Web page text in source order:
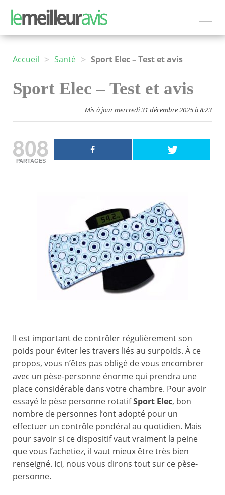
Accueil > Santé > Sport Elec – Test et avis
Sport Elec – Test et avis
Mis à jour mercredi 31 décembre 2025 à 8:23
808
PARTAGES
Il est important de contrôler régulièrement son
poids pour éviter les travers liés au surpoids. À ce
propos, vous n’êtes pas obligé de vous encombrer
avec un pèse-personne énorme qui prendra une
place considérable dans votre chambre. Pour avoir
essayé le pèse personne rotatifSport Elec, bon
nombre de personnes l’ont adopté pour un
effectuer un contrôle pondéral au quotidien. Mais
pour savoir si ce dispositif vaut vraiment la peine
que vous l’achetiez, il vaut mieux être très bien
renseigné. Ici, nous vous dirons tout sur ce pèse-
personne.